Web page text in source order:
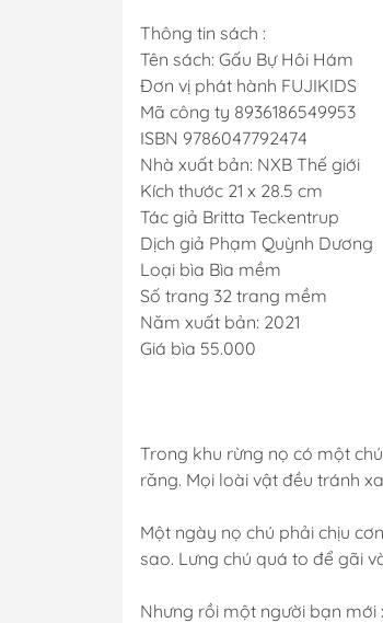
Thông tin sách :
Tên sách: Gấu Bự Hôi Hám
Đơn vị phát hành FUJIKIDS
Mã công ty 8936186549953
ISBN 9786047792474
Nhà xuất bản: NXB Thế giới
Kích thước 21 x 28.5 cm
Tác giả Britta Teckentrup
Dịch giả Phạm Quỳnh Dương
Loại bìa Bìa mềm
Số trang 32 trang mềm
Năm xuất bản: 2021
Giá bìa 55.000
Trong khu rừng nọ có một
răng. Mọi loài vật đều tránh
Một ngày nọ chú phải chịu
sao. Lưng chú quá to để gãi
Nhưng rồi một người bạn